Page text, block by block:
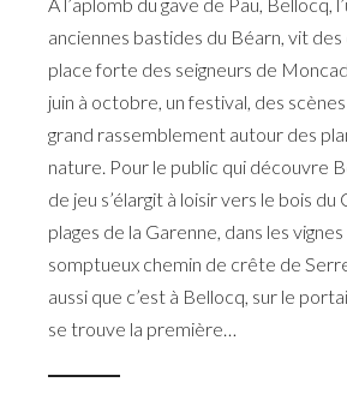
anciennes bastides du Béarn, vit
place forte des seigneurs de
juin à octobre, un festival, des
grand rassemblement autour des
nature. Pour le public qui découvre
de jeu s’élargit à loisir vers le bois du
plages de la Garenne, dans les
somptueux chemin de crête de
aussi que c’est à Bellocq, sur le
se trouve la première…